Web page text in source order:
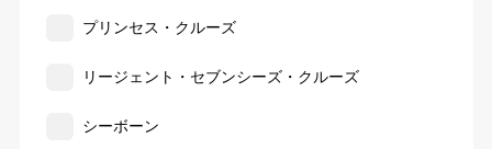
プリンセス・クルーズ
リージェント・セブンシーズ・クルーズ
シーボーン